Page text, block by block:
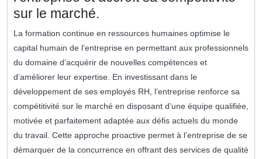
sur le marché.
La formation continue en ressources humaines optimise le
capital humain de l’entreprise en permettant aux professionnels
du domaine d’acquérir de nouvelles compétences et
d’améliorer leur expertise. En investissant dans le
développement de ses employés RH, l’entreprise renforce sa
compétitivité sur le marché en disposant d’une équipe qualifiée,
motivée et parfaitement adaptée aux défis actuels du monde
du travail. Cette approche proactive permet à l’entreprise de se
démarquer de la concurrence en offrant des services de qualité